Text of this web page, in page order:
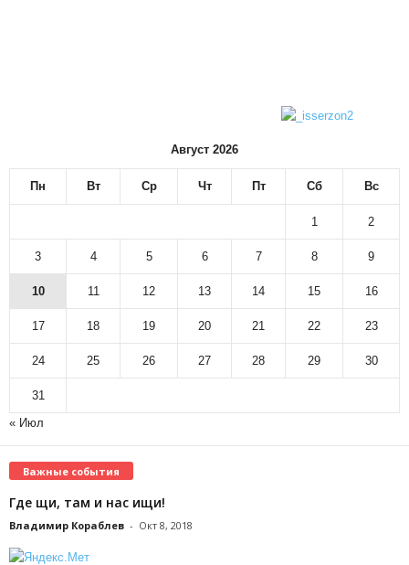
Август 2026
Пн Вт Ср Чт Пт Сб Вс
1 2
3 4 5 6 7 8 9
10 11 12 13 14 15 16
17 18 19 20 21 22 23
24 25 26 27 28 29 30
31
« Июл
Важные события
Где щи, там и нас ищи!
Владимир Кораблев - Окт 8, 2018